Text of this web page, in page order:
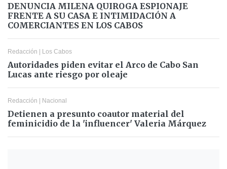
DENUNCIA MILENA QUIROGA ESPIONAJE
FRENTE A SU CASA E INTIMIDACIÓN A
COMERCIANTES EN LOS CABOS
Redacción | Los Cabos
Autoridades piden evitar el Arco de Cabo San
Lucas ante riesgo por oleaje
Redacción | Nacional
Detienen a presunto coautor material del
feminicidio de la 'influencer' Valeria Márquez